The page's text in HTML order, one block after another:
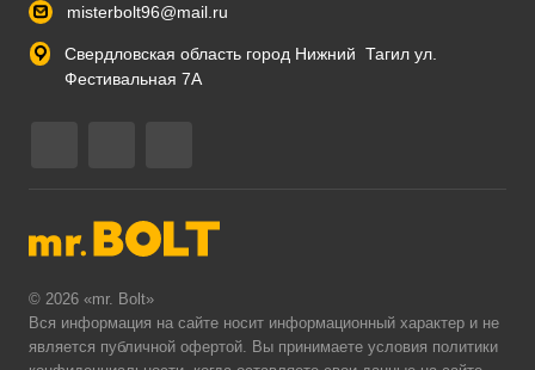
misterbolt96@mail.ru
Свердловская область город Нижний Тагил ул.
Фестивальная 7А
© 2026 «mr. Bolt»
Вся информация на сайте носит информационный характер и не
является публичной офертой. Вы принимаете условия политики